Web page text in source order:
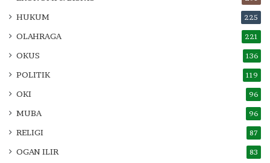
HUKUM 225
OLAHRAGA 221
OKUS 136
POLITIK 119
OKI 96
MUBA 96
RELIGI 87
OGAN ILIR 83